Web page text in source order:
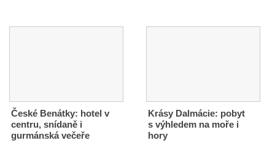
České Benátky: hotel v
centru, snídaně i
gurmánská večeře
Krásy Dalmácie: pobyt
s výhledem na moře i
hory